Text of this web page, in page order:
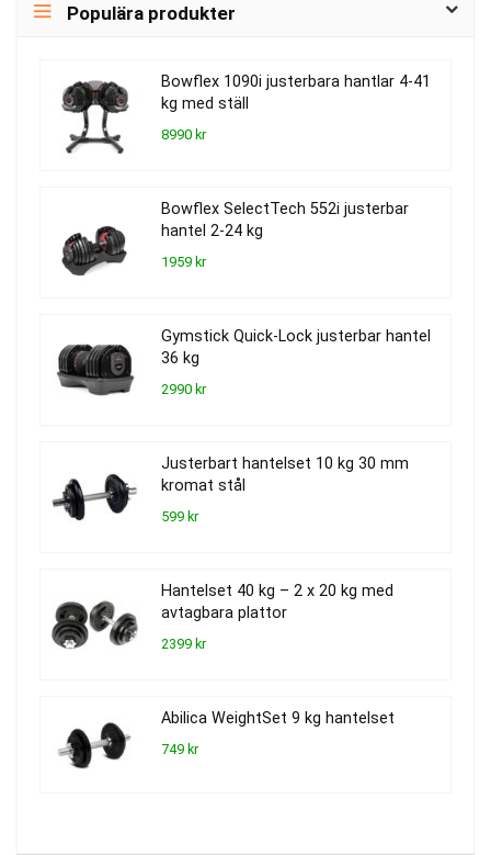
Populära produkter
Bowflex 1090i justerbara hantlar 4-41
kg med ställ
8990 kr
Bowflex SelectTech 552i justerbar
hantel 2-24 kg
1959 kr
Gymstick Quick-Lock justerbar hantel
36 kg
2990 kr
Justerbart hantelset 10 kg 30 mm
kromat stål
599 kr
Hantelset 40 kg – 2 x 20 kg med
avtagbara plattor
2399 kr
Abilica WeightSet 9 kg hantelset
749 kr